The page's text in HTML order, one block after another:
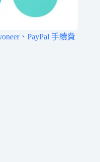
、PayPal 手續費